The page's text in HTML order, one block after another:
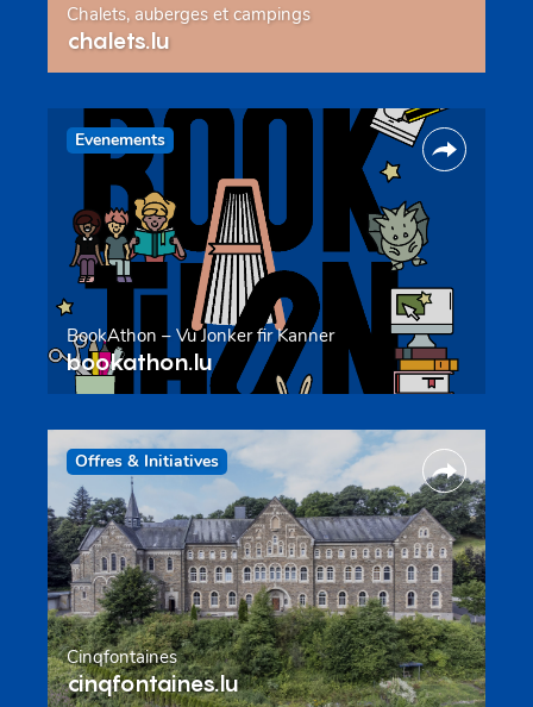
Chalets, auberges et campings
chalets.lu
Evenements
BookAthon – Vu Jonker fir Kanner
bookathon.lu
Offres & Initiatives
Cinqfontaines
cinqfontaines.lu